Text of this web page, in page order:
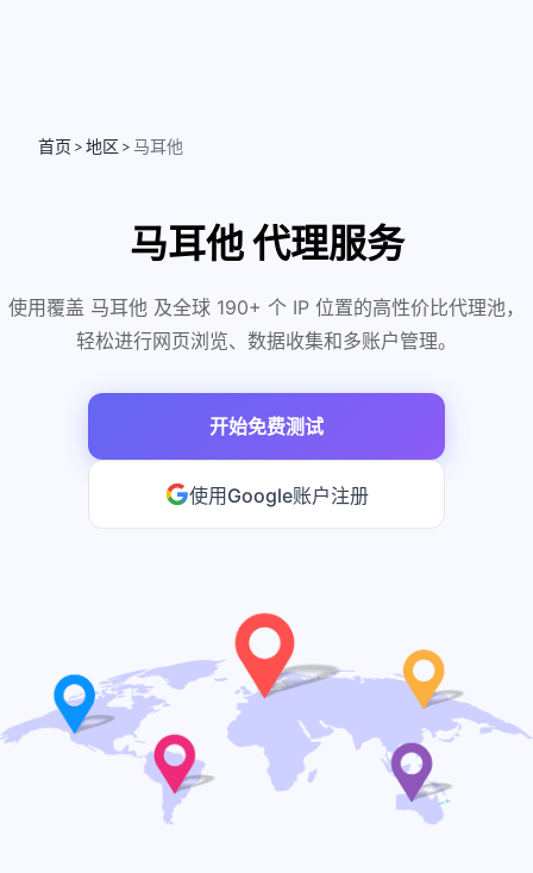
首页 > 地区 > 马耳他
马耳他 代理服务
使用覆盖 马耳他 及全球 190+ 个 IP 位置的高性价比代理池，
轻松进行网页浏览、数据收集和多账户管理。
开始免费测试
使用Google账户注册